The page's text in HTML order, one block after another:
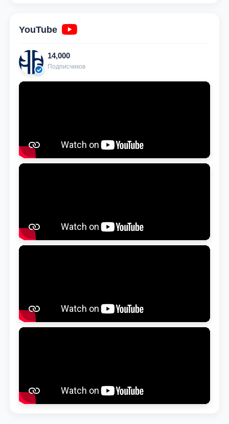
YouTube
14,000
Подписчиков